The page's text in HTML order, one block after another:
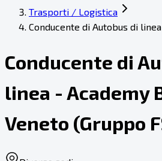
Trasporti / Logistica
Conducente di Autobus di
Conducente di
linea - Academy
Veneto (Gruppo